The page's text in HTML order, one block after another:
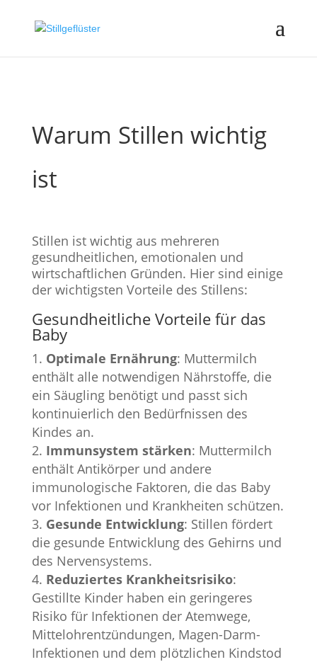
Warum Stillen wichtig
ist
Stillen ist wichtig aus mehreren
gesundheitlichen, emotionalen und
wirtschaftlichen Gründen. Hier sind einige
der wichtigsten Vorteile des Stillens:
Gesundheitliche Vorteile für das
Baby
Optimale Ernährung: Muttermilch
enthält alle notwendigen Nährstoffe, die
ein Säugling benötigt und passt sich
kontinuierlich den Bedürfnissen des
Kindes an.
Immunsystem stärken: Muttermilch
enthält Antikörper und andere
immunologische Faktoren, die das Baby
vor Infektionen und Krankheiten schützen.
Gesunde Entwicklung: Stillen fördert
die gesunde Entwicklung des Gehirns und
des Nervensystems.
Reduziertes Krankheitsrisiko:
Gestillte Kinder haben ein geringeres
Risiko für Infektionen der Atemwege,
Mittelohrentzündungen, Magen-Darm-
Infektionen und dem plötzlichen Kindstod